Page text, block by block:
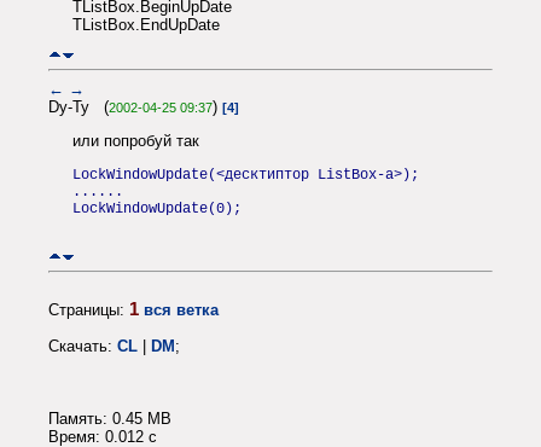
TListBox.BeginUpDate
TListBox.EndUpDate
← →
Dy-Ty (2002-04-25 09:37) [4]
или попробуй так
LockWindowUpdate(<десктиптор ListBox-а>);
......
LockWindowUpdate(0);
Страницы: 1 вся ветка
Скачать: CL | DM;
Память: 0.45 MB
Время: 0.012 c